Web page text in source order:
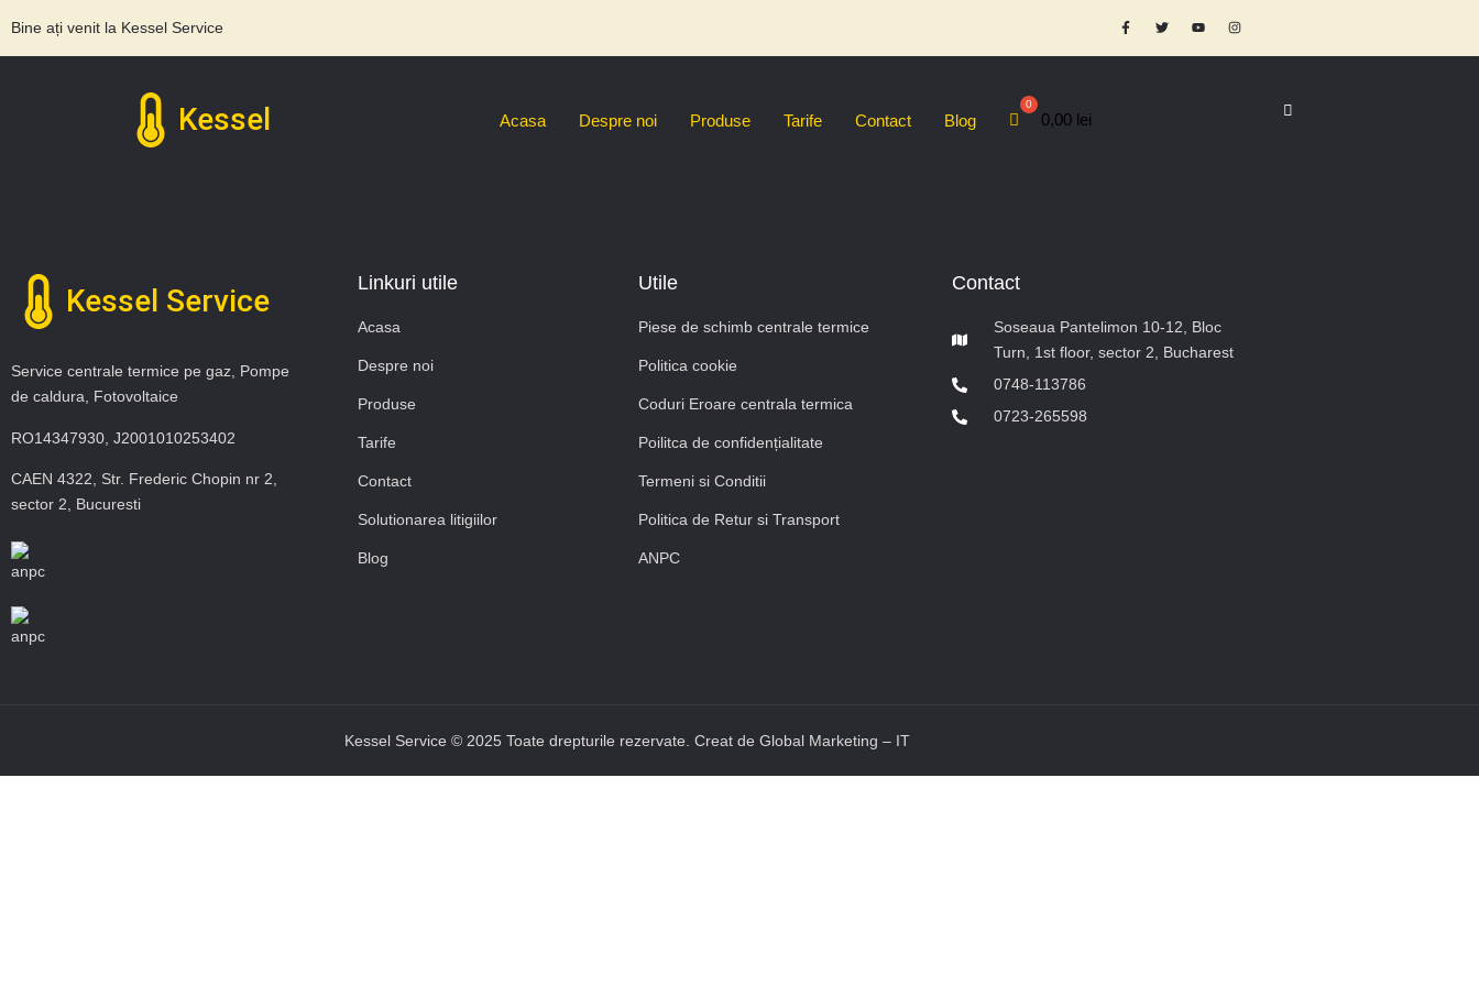
Bine ați venit la Kessel Service
Kessel Acasa Despre noi Produse Tarife Contact Blog 0,00 lei
Kessel Service
Service centrale termice pe gaz, Pompe
de caldura, Fotovoltaice
RO14347930, J2001010253402
CAEN 4322, Str. Frederic Chopin nr 2,
sector 2, Bucuresti
Linkuri utile
Acasa
Despre noi
Produse
Tarife
Contact
Solutionarea litigiilor
Blog
Utile
Piese de schimb centrale termice
Politica cookie
Coduri Eroare centrala termica
Poilitca de confidențialitate
Termeni si Conditii
Politica de Retur si Transport
ANPC
Contact
Soseaua Pantelimon 10-12, Bloc
Turn, 1st floor, sector 2, Bucharest
0748-113786
0723-265598
Kessel Service © 2025 Toate drepturile rezervate. Creat de Global Marketing – IT